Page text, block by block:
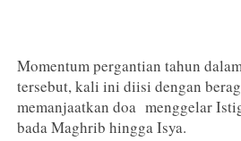
Momentum pergantian tahun
tersebut, kali ini diisi dengan
memanjaatkan doa menggelar
bada Maghrib hingga Isya.